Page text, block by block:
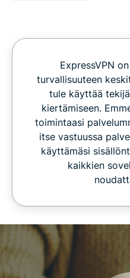
ExpressVPN
turvallisuuteen
tule käyttää
kiertämiseen.
toimintaasi
itse vastuussa
käyttämäsi
kaikkien